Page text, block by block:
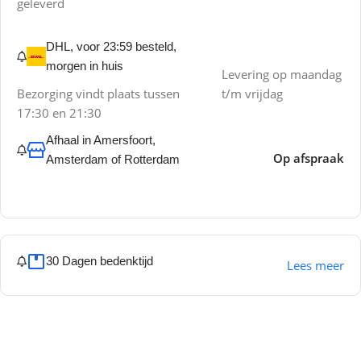
geleverd
DHL, voor 23:59 besteld,
morgen in huis
Bezorging vindt plaats tussen
17:30 en 21:30
Levering op maandag
t/m vrijdag
Afhaal in Amersfoort,
Amsterdam of Rotterdam
Op afspraak
30 Dagen bedenktijd Lees meer